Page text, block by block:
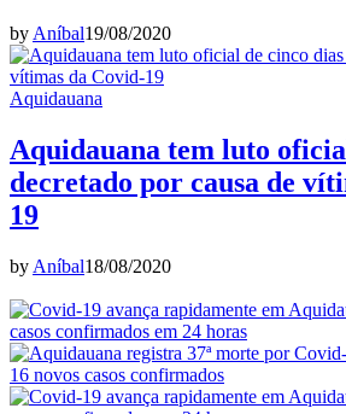
byAníbal19/08/2020
Aquidauana
Aquidauana tem luto
decretado por causa de
19
by Aníbal18/08/2020